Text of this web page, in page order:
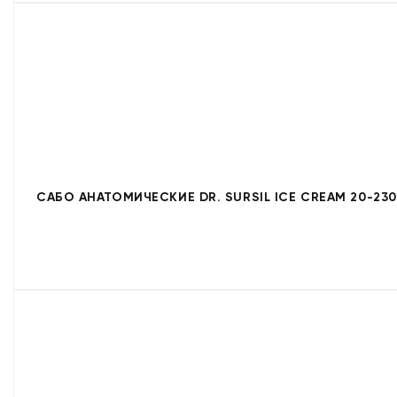
САБО АНАТОМИЧЕСКИЕ DR. SURSIL ICE CREAM 20-